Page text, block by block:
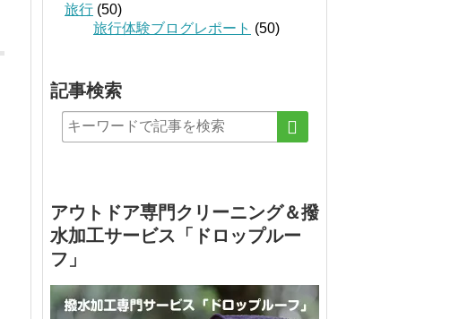
旅行 (50)
旅行体験ブログレポート (50)
記事検索
アウトドア専門クリーニング＆撥
水加工サービス「ドロップルー
フ」